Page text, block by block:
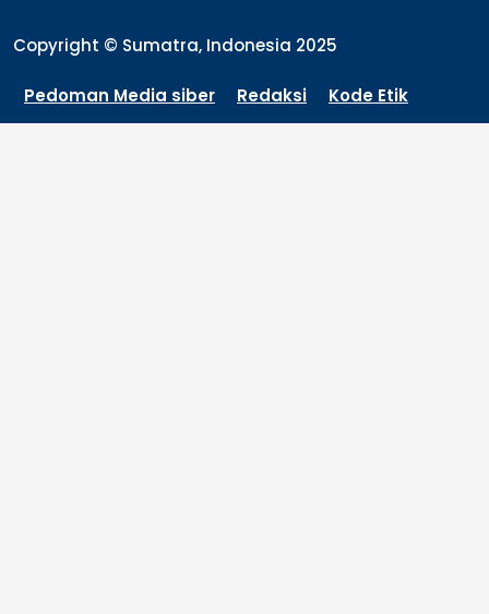
Copyright © Sumatra, Indonesia 2025
Pedoman Media siber Redaksi Kode Etik